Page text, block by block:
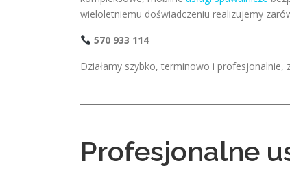
wieloletniemu doświadczeniu realizujemy
570 933 114
Działamy szybko, terminowo i
Profesjonalne